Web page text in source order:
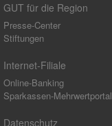
GUT für die Region
Presse-Center
Stiftungen
Internet-Filiale
Online-Banking
Sparkassen-Mehrwertportal
Datenschutz